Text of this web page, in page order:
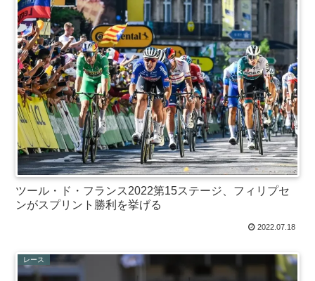
ツール・ド・フランス2022第15ステージ、フィリプセ
ンがスプリント勝利を挙げる
2022.07.18
レース